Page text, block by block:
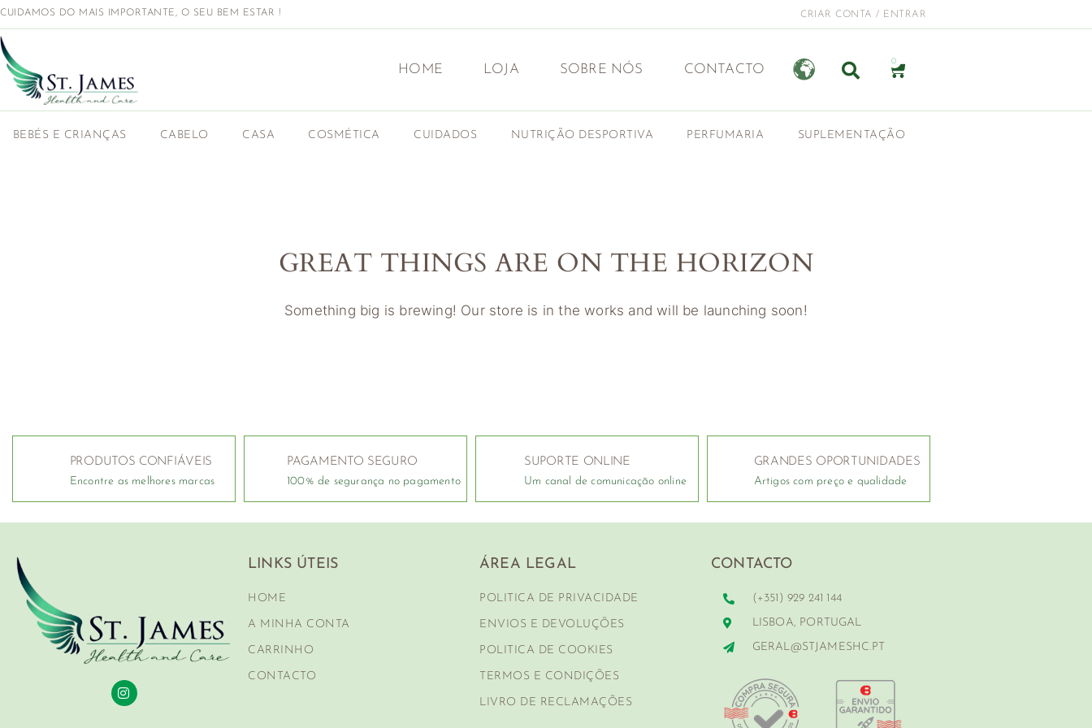
CUIDAMOS DO MAIS IMPORTANTE, O SEU BEM ESTAR ! CRIAR CONTA / ENTRAR
HOME LOJA SOBRE NÓS CONTACTO
0
BEBÉS E CRIANÇAS CABELO CASA COSMÉTICA CUIDADOS NUTRIÇÃO DESPORTIVA PERFUMARIA SUPLEMENTAÇÃO
GREAT THINGS ARE ON THE HORIZON
Something big is brewing! Our store is in the works and will be launching soon!
PRODUTOS CONFIÁVEIS
Encontre as melhores marcas
PAGAMENTO SEGURO
100% de segurança no pagamento
SUPORTE ONLINE
Um canal de comunicação online
GRANDES OPORTUNIDADES
Artigos com preço e qualidade
LINKS ÚTEIS
HOME
A MINHA CONTA
CARRINHO
CONTACTO
ÁREA LEGAL
POLITICA DE PRIVACIDADE
ENVIOS E DEVOLUÇÕES
POLITICA DE COOKIES
TERMOS E CONDIÇÕES
LIVRO DE RECLAMAÇÕES
CONTACTO
(+351) 929 241 144
LISBOA, PORTUGAL
GERAL@STJAMESHC.PT